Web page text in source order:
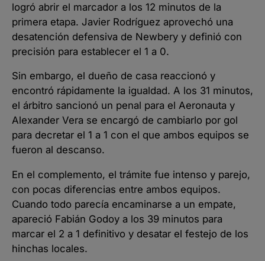
logró abrir el marcador a los 12 minutos de la
primera etapa. Javier Rodríguez aprovechó una
desatención defensiva de Newbery y definió con
precisión para establecer el 1 a 0.
Sin embargo, el dueño de casa reaccionó y
encontró rápidamente la igualdad. A los 31 minutos,
el árbitro sancionó un penal para el Aeronauta y
Alexander Vera se encargó de cambiarlo por gol
para decretar el 1 a 1 con el que ambos equipos se
fueron al descanso.
En el complemento, el trámite fue intenso y parejo,
con pocas diferencias entre ambos equipos.
Cuando todo parecía encaminarse a un empate,
apareció Fabián Godoy a los 39 minutos para
marcar el 2 a 1 definitivo y desatar el festejo de los
hinchas locales.